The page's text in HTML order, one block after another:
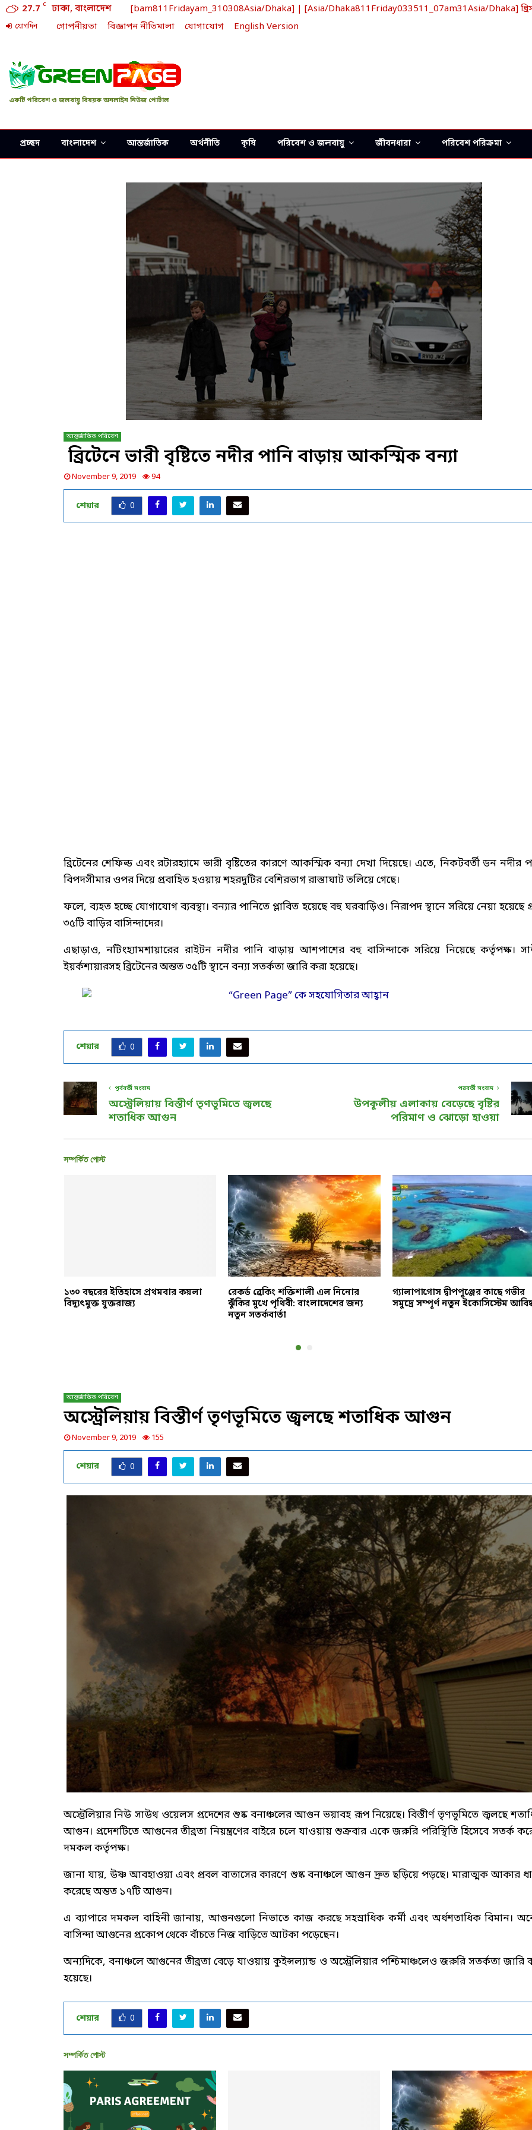
27.7 C ঢাকা, বাংলাদেশ [bam811Fridayam_310308Asia/Dhaka] | [Asia/Dhaka811Friday033511_07am31Asia/Dhaka]
যোগদিন গোপনীয়তা বিজ্ঞাপন নীতিমালা যোগাযোগ English Version
একটি পরিবেশ ও জলবায়ু বিষয়ক অনলাইন নিউজ পোর্টাল
প্রচ্ছদ বাংলাদেশ আন্তর্জাতিক অর্থনীতি কৃষি পরিবেশ ও জলবায়ু জীবনধারা পরিবেশ পরিক্রমা
আন্তর্জাতিক পরিবেশ
ব্রিটেনে ভারী বৃষ্টিতে নদীর পানি বাড়ায় আকস্মিক বন্যা
November 9, 2019 94
শেয়ার 0
ব্রিটেনের শেফিল্ড এবং রটারহ্যামে ভারী বৃষ্টিতের কারণে আকস্মিক বন্যা দেখা দিয়েছে। এতে, নিকটবর্তী ডন নদীর
বিপদসীমার ওপর দিয়ে প্রবাহিত হওয়ায় শহরদুটির বেশিরভাগ রাস্তাঘাট তলিয়ে গেছে।
ফলে, ব্যহত হচ্ছে যোগাযোগ ব্যবস্থা। বন্যার পানিতে প্লাবিত হয়েছে বহু ঘরবাড়িও। নিরাপদ স্থানে সরিয়ে নেয়া হয়েছে
৩৫টি বাড়ির বাসিন্দাদের।
এছাড়াও, নটিংহ্যামশায়ারের রাইটন নদীর পানি বাড়ায় আশপাশের বহু বাসিন্দাকে সরিয়ে নিয়েছে কর্তৃপক্ষ।
ইয়র্কশায়ারসহ ব্রিটেনের অন্তত ৩৫টি স্থানে বন্যা সতর্কতা জারি করা হয়েছে।
শেয়ার 0
পূর্ববর্তী সংবাদ
অস্ট্রেলিয়ায় বিস্তীর্ণ তৃণভূমিতে জ্বলছে
শতাধিক আগুন
পরবর্তী সংবাদ
উপকূলীয় এলাকায় বেড়েছে বৃষ্টির
পরিমাণ ও ঝোড়ো হাওয়া
সম্পর্কিত পোস্ট
১৩০ বছরের ইতিহাসে প্রথমবার কয়লা
বিদ্যুৎমুক্ত যুক্তরাজ্য
রেকর্ড ব্রেকিং শক্তিশালী এল নিনোর
ঝুঁকির মুখে পৃথিবী: বাংলাদেশের জন্য
নতুন সতর্কবার্তা
গ্যালাপাগোস দ্বীপপুঞ্জের কাছে গভীর
সমুদ্রে সম্পূর্ণ নতুন ইকোসিস্টেম
আন্তর্জাতিক পরিবেশ
অস্ট্রেলিয়ায় বিস্তীর্ণ তৃণভূমিতে জ্বলছে শতাধিক আগুন
November 9, 2019 155
শেয়ার 0
অস্ট্রেলিয়ার নিউ সাউথ ওয়েলস প্রদেশের শুষ্ক বনাঞ্চলের আগুন ভয়াবহ রূপ নিয়েছে। বিস্তীর্ণ তৃণভূমিতে জ্বলছে
আগুন। প্রদেশটিতে আগুনের তীব্রতা নিয়ন্ত্রণের বাইরে চলে যাওয়ায় শুক্রবার একে জরুরি পরিস্থিতি হিসেবে সতর্ক
দমকল কর্তৃপক্ষ।
জানা যায়, উষ্ণ আবহাওয়া এবং প্রবল বাতাসের কারণে শুষ্ক বনাঞ্চলে আগুন দ্রুত ছড়িয়ে পড়ছে। মারাত্মক আকার
করেছে অন্তত ১৭টি আগুন।
এ ব্যাপারে দমকল বাহিনী জানায়, আগুনগুলো নিভাতে কাজ করছে সহস্রাধিক কর্মী এবং অর্ধশতাধিক বিমান।
বাসিন্দা আগুনের প্রকোপ থেকে বাঁচতে নিজ বাড়িতে আটকা পড়েছেন।
অন্যদিকে, বনাঞ্চলে আগুনের তীব্রতা বেড়ে যাওয়ায় কুইন্সল্যান্ড ও অস্ট্রেলিয়ার পশ্চিমাঞ্চলেও জরুরি সতর্কতা জারি
হয়েছে।
শেয়ার 0
সম্পর্কিত পোস্ট